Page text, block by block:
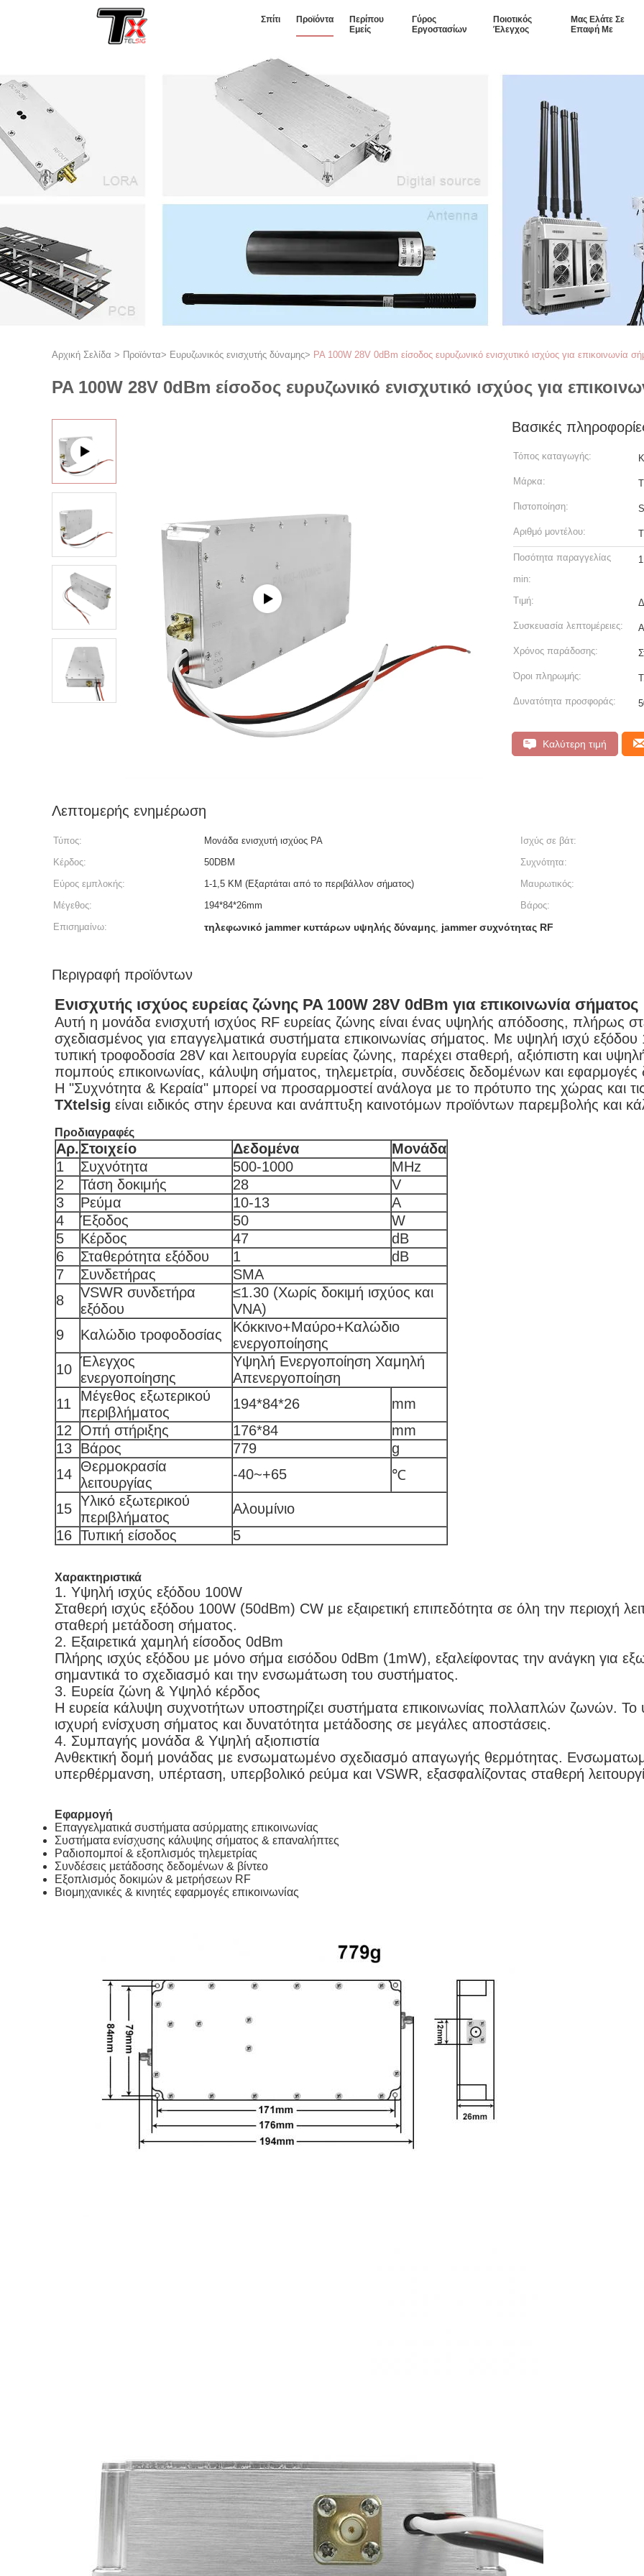
Σπίτι Προϊόντα
Περίπου
Εμείς
Γύρος
Εργοστασίων
Ποιοτικός
Έλεγχος
Μας Ελάτε Σε
Επαφή Με
Αρχική Σελίδα > Προϊόντα> Ευρυζωνικός ενισχυτής δύναμης> PA 100W 28V 0dBm είσοδος ευρυζωνικό ενισχυτικό ισχύος για επικοινωνία
PA 100W 28V 0dBm είσοδος ευρυζωνικό ενισχυτικό ισχύος για
Βασικές
Τόπος καταγωγής:
Μάρκα:
Πιστοποίηση:
Αριθμό μοντέλου:
Ποσότητα παραγγελίας
min:
1
Τιμή:
Συσκευασία λεπτομέρειες:
Χρόνος παράδοσης:
Όροι πληρωμής:
Δυνατότητα προσφοράς:
Καλύτερη τιμή
Λεπτομερής ενημέρωση
Τύπος: Μονάδα ενισχυτή ισχύος PA Ισχύς σε βάτ:
Κέρδος:
50DBM Συχνότητα:
Εύρος εμπλοκής:
1-1,5 KM (Εξαρτάται από το περιβάλλον σήματος) Μαυρωτικός:
Μέγεθος:
194*84*26mm Βάρος:
Επισημαίνω:
τηλεφωνικό jammer κυττάρων υψηλής δύναμης, jammer συχνότητας RF
Περιγραφή προϊόντων
Ενισχυτής ισχύος ευρείας ζώνης PA 100W 28V 0dBm για επικοινωνία σήματος
Αυτή η μονάδα ενισχυτή ισχύος RF ευρείας ζώνης είναι ένας υψηλής απόδοσης, πλήρως
σχεδιασμένος για επαγγελματικά συστήματα επικοινωνίας σήματος. Με υψηλή ισχύ εξόδου
τυπική τροφοδοσία 28V και λειτουργία ευρείας ζώνης, παρέχει σταθερή, αξιόπιστη και
πομπούς επικοινωνίας, κάλυψη σήματος, τηλεμετρία, συνδέσεις δεδομένων και εφαρμογές
Η "Συχνότητα & Κεραία" μπορεί να προσαρμοστεί ανάλογα με το πρότυπο της χώρας και τις
TXtelsig είναι ειδικός στην έρευνα και ανάπτυξη καινοτόμων προϊόντων παρεμβολής
Προδιαγραφές
Αρ.Στοιχείο Δεδομένα
Μονάδα
1
Συχνότητα 500-1000
MHz
2
Τάση δοκιμής 28
V
3
Ρεύμα 10-13
A
4
Έξοδος 50
W
5
Κέρδος 47
dB
6
Σταθερότητα εξόδου 1
dB
7
Συνδετήρας
SMA
8
VSWR συνδετήρα
εξόδου
≤1.30 (Χωρίς δοκιμή ισχύος και
VNA)
9
Καλώδιο τροφοδοσίας
Κόκκινο+Μαύρο+Καλώδιο
ενεργοποίησης
10 Έλεγχος
ενεργοποίησης
Υψηλή Ενεργοποίηση Χαμηλή
Απενεργοποίηση
11
Μέγεθος εξωτερικού
περιβλήματος
194*84*26
mm
12
Οπή στήριξης 176*84
mm
13 Βάρος 779
g
14 Θερμοκρασία
λειτουργίας
-40~+65 ℃
15 Υλικό εξωτερικού
περιβλήματος
Αλουμίνιο
16 Τυπική είσοδος 5
Χαρακτηριστικά
1. Υψηλή ισχύς εξόδου 100W
Σταθερή ισχύς εξόδου 100W (50dBm) CW με εξαιρετική επιπεδότητα σε όλη την περιοχή
σταθερή μετάδοση σήματος.
2. Εξαιρετικά χαμηλή είσοδος 0dBm
Πλήρης ισχύς εξόδου με μόνο σήμα εισόδου 0dBm (1mW), εξαλείφοντας την ανάγκη για
σημαντικά το σχεδιασμό και την ενσωμάτωση του συστήματος.
3. Ευρεία ζώνη & Υψηλό κέρδος
Η ευρεία κάλυψη συχνοτήτων υποστηρίζει συστήματα επικοινωνίας πολλαπλών ζωνών. Το
ισχυρή ενίσχυση σήματος και δυνατότητα μετάδοσης σε μεγάλες αποστάσεις.
4. Συμπαγής μονάδα & Υψηλή αξιοπιστία
Ανθεκτική δομή μονάδας με ενσωματωμένο σχεδιασμό απαγωγής θερμότητας.
υπερθέρμανση, υπέρταση, υπερβολικό ρεύμα και VSWR, εξασφαλίζοντας σταθερή
Εφαρμογή
Επαγγελματικά συστήματα ασύρματης επικοινωνίας
Συστήματα ενίσχυσης κάλυψης σήματος & επαναλήπτες
Ραδιοπομποί & εξοπλισμός τηλεμετρίας
Συνδέσεις μετάδοσης δεδομένων & βίντεο
Εξοπλισμός δοκιμών & μετρήσεων RF
Βιομηχανικές & κινητές εφαρμογές επικοινωνίας